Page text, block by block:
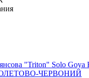
"Triton" Solo Goya
ЧЕРВОНИЙ